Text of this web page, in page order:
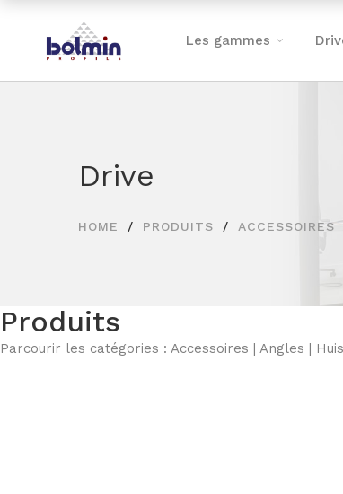
Les gammes
Drive
HOME PRODUITS ACCESSOIRES
Produits
Parcourir les catégories : Accessoires | Angles |